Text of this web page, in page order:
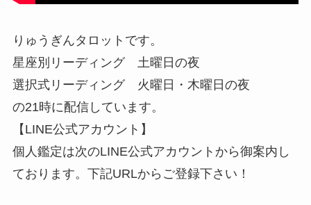
りゅうぎんタロットです。
星座別リーディング 土曜日の夜
選択式リーディング 火曜日・木曜日の夜
の21時に配信しています。
【LINE公式アカウント】
個人鑑定は次のLINE公式アカウントから御案内し
ております。下記URLからご登録下さい！